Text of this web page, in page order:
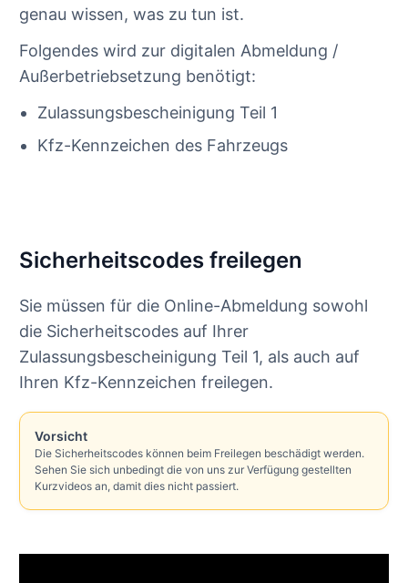
genau wissen, was zu tun ist.
Folgendes wird zur digitalen Abmeldung /
Außerbetriebsetzung benötigt:
Zulassungsbescheinigung Teil 1
Kfz-Kennzeichen des Fahrzeugs
Sicherheitscodes freilegen
Sie müssen für die Online-Abmeldung sowohl
die Sicherheitscodes auf Ihrer
Zulassungsbescheinigung Teil 1, als auch auf
Ihren Kfz-Kennzeichen freilegen.
Vorsicht
Die Sicherheitscodes können beim Freilegen beschädigt werden.
Sehen Sie sich unbedingt die von uns zur Verfügung gestellten
Kurzvideos an, damit dies nicht passiert.